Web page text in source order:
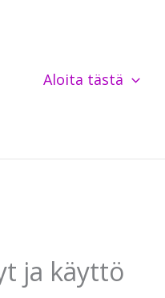
Aloita tästä
ja käyttö